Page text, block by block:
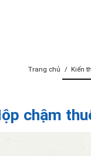
Trang chủ Kiến
chậm